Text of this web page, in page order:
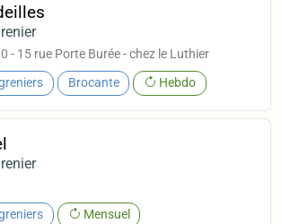
- 15 rue Porte Burée - chez le Luthier
Brocante Hebdo
Mensuel